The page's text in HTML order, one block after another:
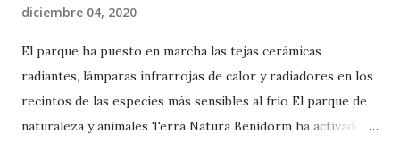
diciembre 04, 2020
El parque ha puesto en marcha las tejas cerámicas
radiantes, lámparas infrarrojas de calor y radiadores en los
recintos de las especies más sensibles al frío El parque de
naturaleza y animales Terra Natura Benidorm ha activado el